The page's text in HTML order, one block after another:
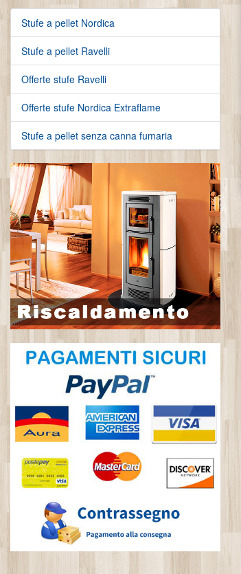
Stufe a pellet Nordica
Stufe a pellet Ravelli
Offerte stufe Ravelli
Offerte stufe Nordica Extraflame
Stufe a pellet senza canna fumaria